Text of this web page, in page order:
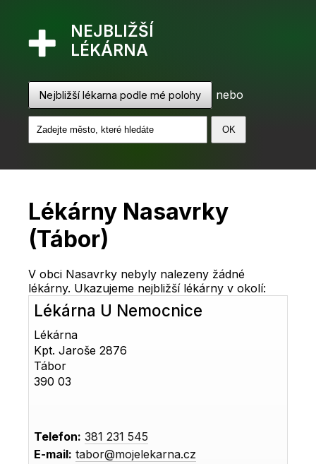
NEJBLIŽŠÍ
LÉKÁRNA
Nejbližší lékarna podle mé polohy nebo
Lékárny Nasavrky
(Tábor)
V obci Nasavrky nebyly nalezeny žádné
lékárny. Ukazujeme nejbližší lékárny v okolí:
Lékárna U Nemocnice
Lékárna
Kpt. Jaroše 2876
Tábor
390 03
Telefon: 381 231 545
E-mail: tabor@mojelekarna.cz